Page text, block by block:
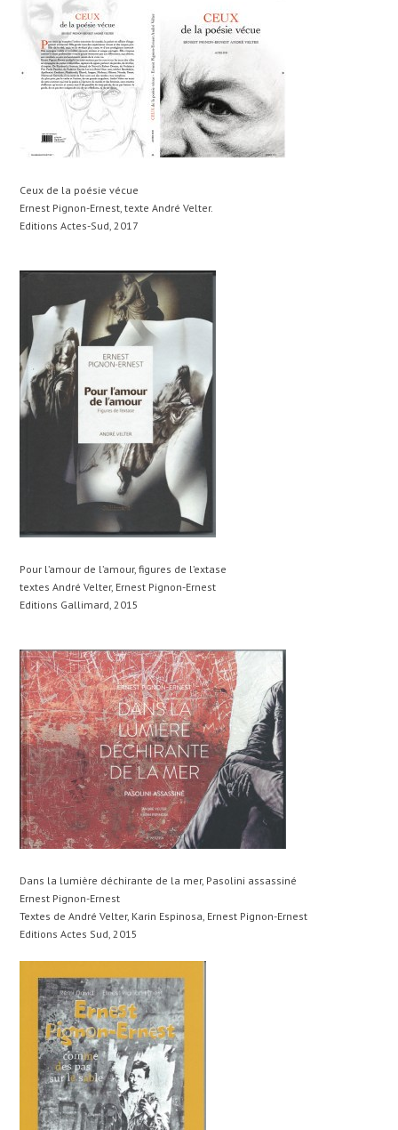
Ceux de la poésie vécue
Ernest Pignon-Ernest, texte André Velter.
Editions Actes-Sud, 2017
Pour l’amour de l’amour, figures de l’extase
textes André Velter, Ernest Pignon-Ernest
Editions Gallimard, 2015
Dans la lumière déchirante de la mer, Pasolini assassiné
Ernest Pignon-Ernest
Textes de André Velter, Karin Espinosa, Ernest Pignon-Ernest
Editions Actes Sud, 2015